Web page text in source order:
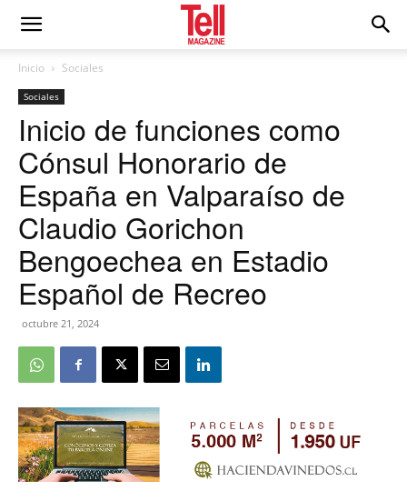
Inicio Sociales
Sociales
Inicio de funciones como
Cónsul Honorario de
España en Valparaíso de
Claudio Gorichon
Bengoechea en Estadio
Español de Recreo
octubre 21, 2024